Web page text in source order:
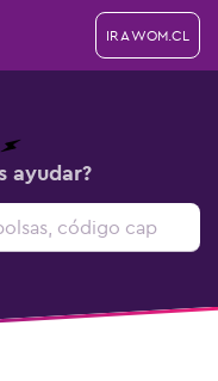
IR A WOM.CL
ayudar?